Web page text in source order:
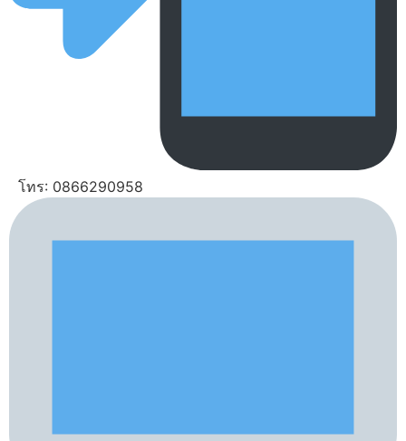
โทร: 0866290958